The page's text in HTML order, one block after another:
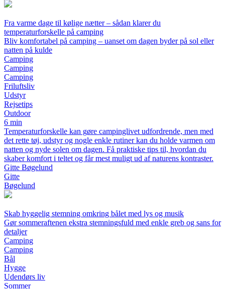
Fra varme dage til kølige nætter – sådan klarer du
temperaturforskelle på camping
Bliv komfortabel på camping – uanset om dagen byder på sol eller
natten på kulde
Camping
Camping
Camping
Friluftsliv
Udstyr
Rejsetips
Outdoor
6 min
Temperaturforskelle kan gøre campinglivet udfordrende, men med
det rette tøj, udstyr og nogle enkle rutiner kan du holde varmen om
natten og nyde solen om dagen. Få praktiske tips til, hvordan du
skaber komfort i teltet og får mest muligt ud af naturens kontraster.
Gitte Bøgelund
Gitte
Bøgelund
Skab hyggelig stemning omkring bålet med lys og musik
Gør sommeraftenen ekstra stemningsfuld med enkle greb og sans for
detaljer
Camping
Camping
Bål
Hygge
Udendørs liv
Sommer